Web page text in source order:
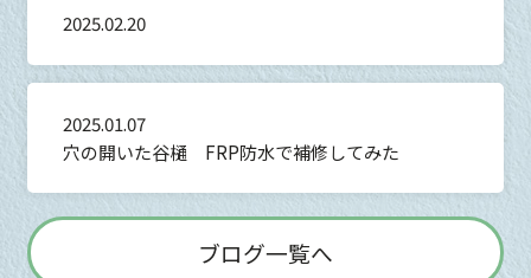
2025.02.20
2025.01.07
穴の開いた谷樋 FRP防水で補修してみた
ブログ一覧へ